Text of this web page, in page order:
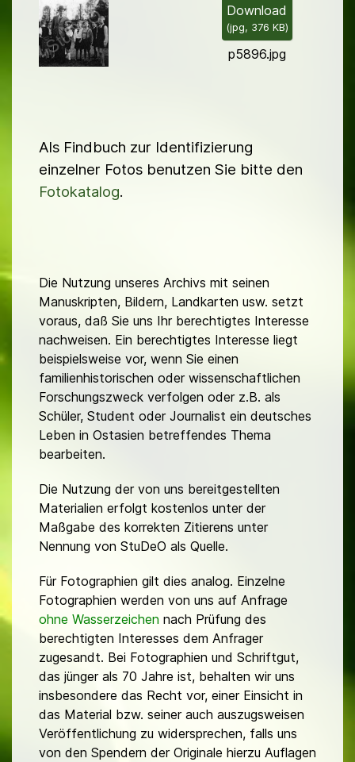
l
d
Download
(jpg, 376 KB)
p5896.jpg
Als Findbuch zur Identifizierung
einzelner Fotos benutzen Sie bitte den
Fotokatalog.
Die Nutzung unseres Archivs mit seinen
Manuskripten, Bildern, Landkarten usw. setzt
voraus, daß Sie uns Ihr berechtigtes Interesse
nachweisen. Ein berechtigtes Interesse liegt
beispielsweise vor, wenn Sie einen
familienhistorischen oder wissenschaftlichen
Forschungszweck verfolgen oder z.B. als
Schüler, Student oder Journalist ein deutsches
Leben in Ostasien betreffendes Thema
bearbeiten.
Die Nutzung der von uns bereitgestellten
Materialien erfolgt kostenlos unter der
Maßgabe des korrekten Zitierens unter
Nennung von StuDeO als Quelle.
Für Fotographien gilt dies analog. Einzelne
Fotographien werden von uns auf Anfrage
ohne Wasserzeichen nach Prüfung des
berechtigten Interesses dem Anfrager
zugesandt. Bei Fotographien und Schriftgut,
das jünger als 70 Jahre ist, behalten wir uns
insbesondere das Recht vor, einer Einsicht in
das Material bzw. seiner auch auszugsweisen
Veröffentlichung zu widersprechen, falls uns
von den Spendern der Originale hierzu Auflagen